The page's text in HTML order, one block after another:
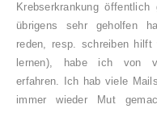
Krebserkrankung
übrigens sehr geholfen
reden, resp. schreiben
lernen), habe ich von
erfahren. Ich hab viele
immer wieder Mut